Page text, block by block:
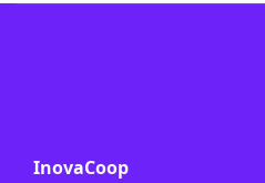
InovaCoop